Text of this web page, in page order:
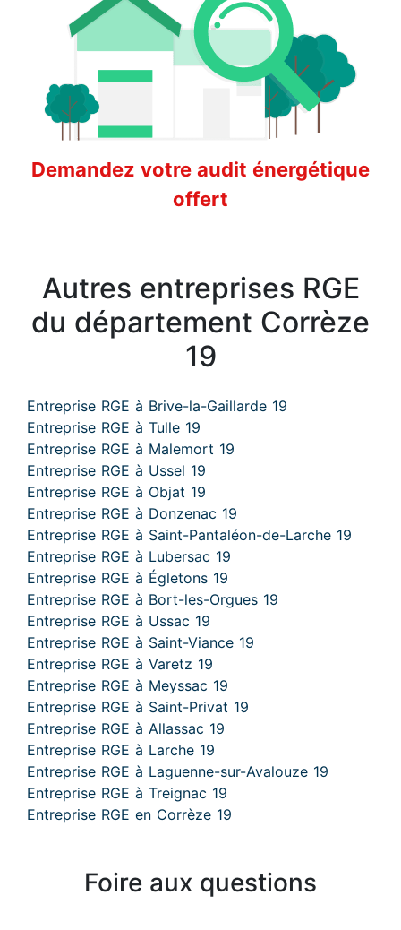
Demandez votre audit énergétique
offert
Autres entreprises RGE
du département Corrèze
19
Entreprise RGE à Brive-la-Gaillarde 19
Entreprise RGE à Tulle 19
Entreprise RGE à Malemort 19
Entreprise RGE à Ussel 19
Entreprise RGE à Objat 19
Entreprise RGE à Donzenac 19
Entreprise RGE à Saint-Pantaléon-de-Larche 19
Entreprise RGE à Lubersac 19
Entreprise RGE à Égletons 19
Entreprise RGE à Bort-les-Orgues 19
Entreprise RGE à Ussac 19
Entreprise RGE à Saint-Viance 19
Entreprise RGE à Varetz 19
Entreprise RGE à Meyssac 19
Entreprise RGE à Saint-Privat 19
Entreprise RGE à Allassac 19
Entreprise RGE à Larche 19
Entreprise RGE à Laguenne-sur-Avalouze 19
Entreprise RGE à Treignac 19
Entreprise RGE en Corrèze 19
Foire aux questions